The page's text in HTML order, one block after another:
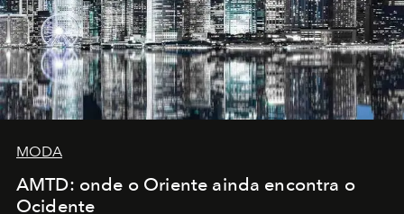
MODA
AMTD: onde o Oriente ainda encontra o
Ocidente